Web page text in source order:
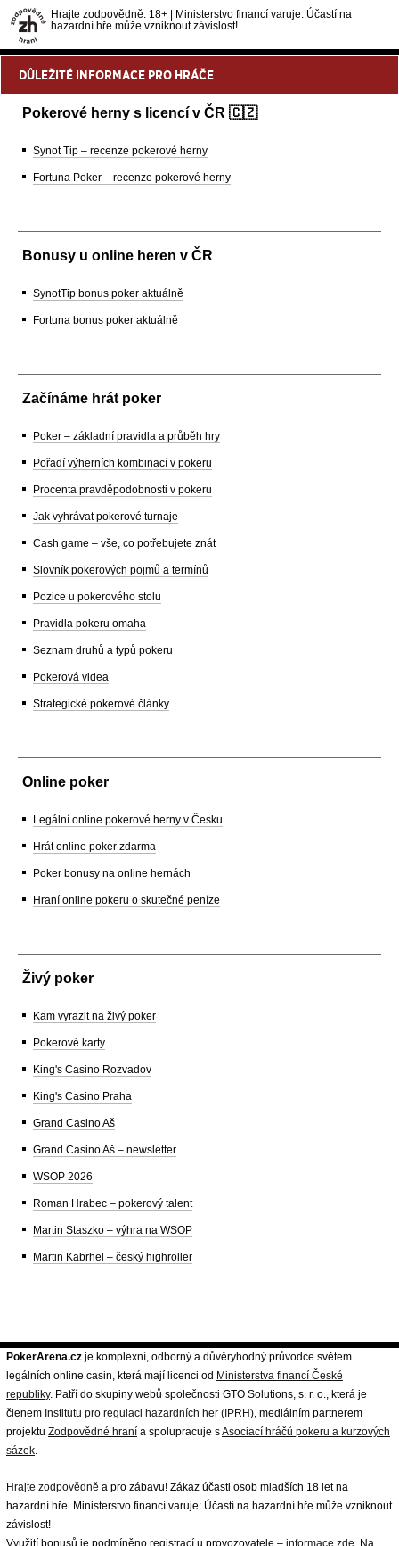
Hrajte zodpovědně. 18+ | Ministerstvo financí varuje: Účastí na
hazardní hře může vzniknout závislost!
DŮLEŽITÉ INFORMACE PRO HRÁČE
Pokerové herny s licencí v ČR 🇨🇿
Synot Tip – recenze pokerové herny
Fortuna Poker – recenze pokerové herny
Bonusy u online heren v ČR
SynotTip bonus poker aktuálně
Fortuna bonus poker aktuálně
Začínáme hrát poker
Poker – základní pravidla a průběh hry
Pořadí výherních kombinací v pokeru
Procenta pravděpodobnosti v pokeru
Jak vyhrávat pokerové turnaje
Cash game – vše, co potřebujete znát
Slovník pokerových pojmů a termínů
Pozice u pokerového stolu
Pravidla pokeru omaha
Seznam druhů a typů pokeru
Pokerová videa
Strategické pokerové články
Online poker
Legální online pokerové herny v Česku
Hrát online poker zdarma
Poker bonusy na online hernách
Hraní online pokeru o skutečné peníze
Živý poker
Kam vyrazit na živý poker
Pokerové karty
King's Casino Rozvadov
King's Casino Praha
Grand Casino Aš
Grand Casino Aš – newsletter
WSOP 2026
Roman Hrabec – pokerový talent
Martin Staszko – výhra na WSOP
Martin Kabrhel – český highroller
PokerArena.cz je komplexní, odborný a důvěryhodný průvodce světem
legálních online casin, která mají licenci od Ministerstva financí České
republiky. Patří do skupiny webů společnosti GTO Solutions, s. r. o., která je
členem Institutu pro regulaci hazardních her (IPRH) , mediálním partnerem
projektu Zodpovědné hraní a spolupracuje sAsociací hráčů pokeru a kurzových
sázek
Hrajte zodpovědně a pro zábavu! Zákaz účasti osob mladších 18 let na
hazardní hře. Ministerstvo financí varuje: Účastí na hazardní hře může vzniknout
závislost!
Využití bonusů je podmíněno registrací u provozovatele – informace zde . Na